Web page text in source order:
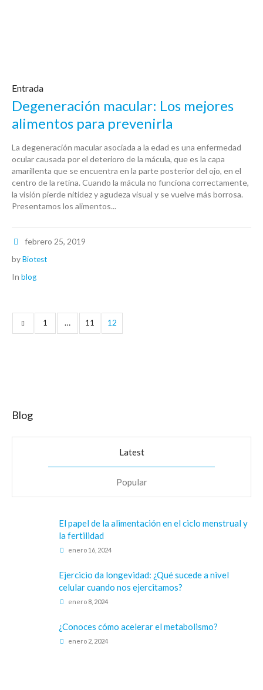
Entrada
Degeneración macular: Los mejores
alimentos para prevenirla
La degeneración macular asociada a la edad es una enfermedad
ocular causada por el deterioro de la mácula, que es la capa
amarillenta que se encuentra en la parte posterior del ojo, en el
centro de la retina. Cuando la mácula no funciona correctamente,
la visión pierde nitidez y agudeza visual y se vuelve más borrosa.
Presentamos los alimentos...
febrero 25, 2019
byBiotest
In blog
1 … 11 12
Blog
Latest
Popular
El papel de la alimentación en el ciclo menstrual y
la fertilidad
enero 16, 2024
Ejercicio da longevidad: ¿Qué sucede a nivel
celular cuando nos ejercitamos?
enero 8, 2024
¿Conoces cómo acelerar el metabolismo?
enero 2, 2024